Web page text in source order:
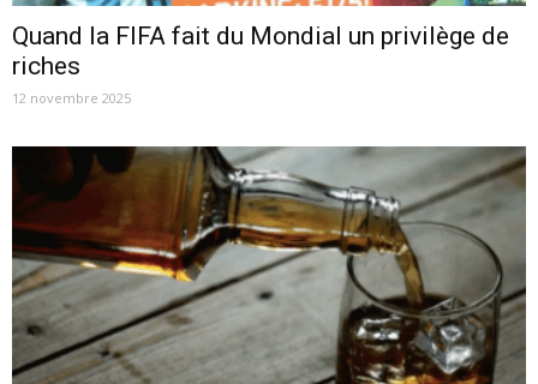
Quand la FIFA fait du Mondial un privilège de
riches
12 novembre 2025